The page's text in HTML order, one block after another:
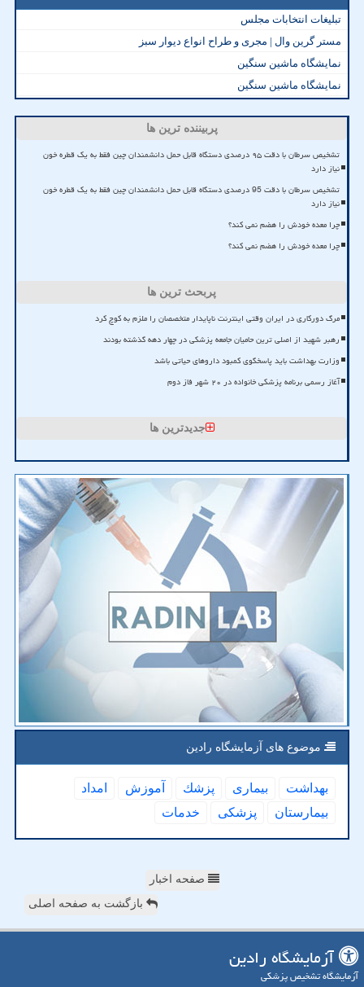
تبلیغات انتخابات مجلس
مستر گرین وال | مجری و طراح انواع دیوار سبز
نمایشگاه ماشین سنگین
نمایشگاه ماشین سنگین
پربیننده ترین ها
تشخیص سرطان با دقت ۹۵ درصدی دستگاه قابل حمل دانشمندان چین فقط به یک قطره خون
نیاز دارد
تشخیص سرطان با دقت 95 درصدی دستگاه قابل حمل دانشمندان چین فقط به یک قطره خون
نیاز دارد
چرا معده خودش را هضم نمی کند؟
چرا معده خودش را هضم نمی کند؟
پربحث ترین ها
مرگ دورکاری در ایران وقتی اینترنت ناپایدار متخصصان را ملزم به کوچ کرد
رهبر شهید از اصلی ترین حامیان جامعه پزشکی در چهار دهه گذشته بودند
وزارت بهداشت باید پاسخگوی کمبود داروهای حیاتی باشد
آغاز رسمی برنامه پزشکی خانواده در ۲۰ شهر فاز دوم
جدیدترین ها
موضوع های آزمایشگاه رادین
بهداشت بیماری پزشك آموزش
امداد
بیمارستان
پزشكی خدمات
صفحه اخبار
بازگشت به صفحه اصلی
آزمایشگاه رادین
آزمایشگاه تشخیص پزشکی